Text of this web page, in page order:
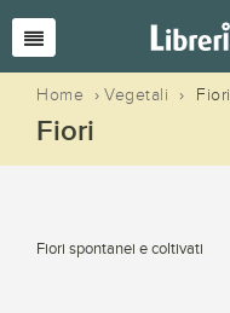
Home › Vegetali › Fiori
Fiori
Fiori spontanei e coltivati